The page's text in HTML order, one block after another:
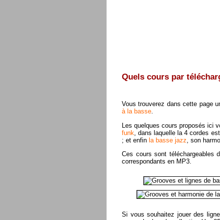
Quels cours par
Vous trouverez dans cette page
à la basse.
Les quelques cours proposés ici
funk , dans laquelle la 4 cordes
; et enfin la basse jazz , son
Ces cours sont téléchargeables
correspondants en MP3.
Si vous souhaitez jouer des